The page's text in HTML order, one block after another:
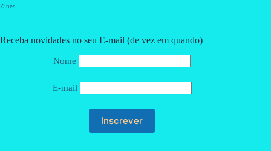
Zines
Receba novidades no seu E-mail (de vez em quando)
Nome
E-mail